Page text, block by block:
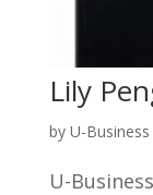
Lily
by U-
U-